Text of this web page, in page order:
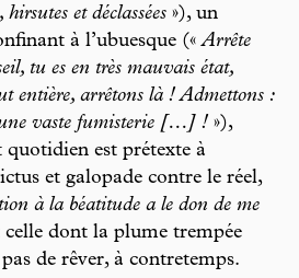
et déclassées »), un
à l’ubuesque («Arrête
tu es en très mauvais état,
entière, arrêtons là ! Admettons :
une vaste fumisterie […] ! »),
est prétexte à
et galopade contre le réel,
à la béatitude a le don de me
dont la plume trempée
de rêver, à contretemps.